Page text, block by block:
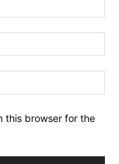
this browser for the